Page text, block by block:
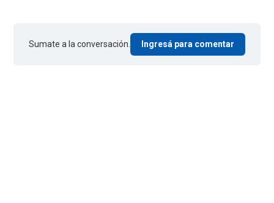
Sumate a la conversación. Ingresá para comentar